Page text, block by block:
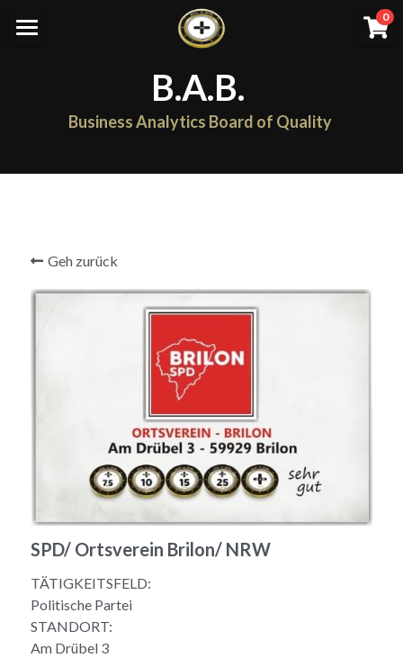
B.A.B.
Business Analytics Board of Quality
0
BAB
Netzwerk/ Spende/ Preis
Registrieren
Geh zurück
SPD/ Ortsverein Brilon/ NRW
TÄTIGKEITSFELD:
Politische Partei
STANDORT:
Am Drübel 3
×
SHOPKATEGORIEN